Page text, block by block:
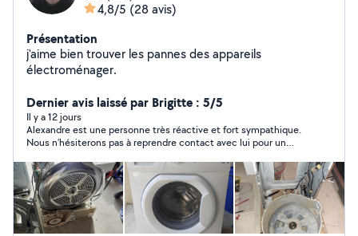
4,8/5 (28 avis)
Présentation
j'aime bien trouver les pannes des appareils
électroménager.
Dernier avis laissé par Brigitte : 5/5
Il y a 12 jours
Alexandre est une personne très réactive et fort sympathique.
Nous n’hésiterons pas à reprendre contact avec lui pour un